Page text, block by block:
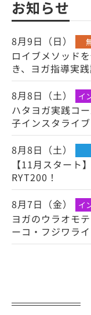
お知らせ
8月9日（日）
ロイブメソッド
き、ヨガ指導実
8月8日（土）
イ
ハタヨガ実践コ
子インスタライブ
8月8日（土）
【11月スタート
RYT200！
8月7日（金）
イ
ヨガのウラオモ
ーコ・フジワラ